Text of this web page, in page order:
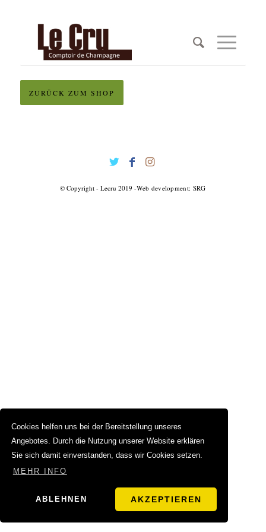
Cookies helfen uns bei der Bereitstellung unseres
Angebotes. Durch die Nutzung unserer Website erklären
Sie sich damit einverstanden, dass wir Cookies setzen.
MEHR INFO
ABLEHNEN AKZEPTIEREN
Dein Warenkorb ist derzeit leer.
ZURÜCK ZUM SHOP
© Copyright - Lecru 2019 -Web development: SRG